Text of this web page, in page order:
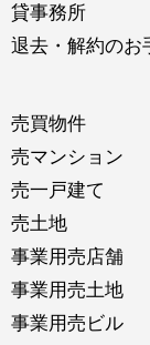
貸事務所
退去・解約のお
売買物件
売マンション
売一戸建て
売土地
事業用売店舗
事業用売土地
事業用売ビル